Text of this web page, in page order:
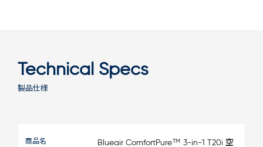
Technical Specs
製品仕様
商品名 Blueair ComfortPureTM 3-in-1 T20i 空